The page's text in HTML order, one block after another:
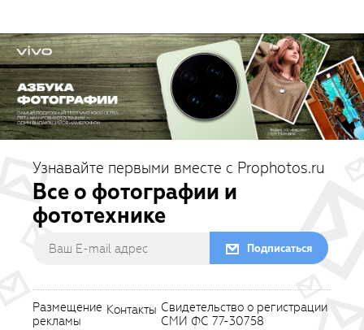
Узнавайте первыми вместе с Prophotos.ru
Все о фотографии и
фототехнике
Подписаться
Размещение
рекламы
Контакты Свидетельство о регистрации
СМИ ФС 77-30758